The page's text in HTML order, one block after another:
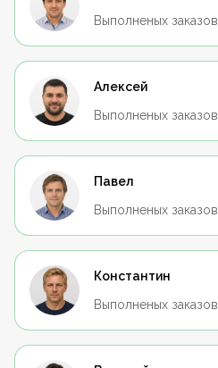
Выполненых заказов
Алексей
Выполненых заказов
Павел
Выполненых заказов
Константин
Выполненых заказов